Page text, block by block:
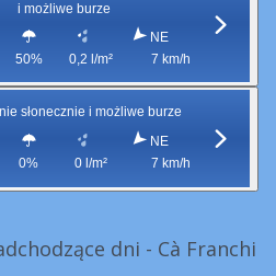
i możliwe burze
50% 0,2 l/m²
NE
7 km/h
słonecznie i możliwe burze
0% 0 l/m²
NE
7 km/h
dni - Cà Franchi